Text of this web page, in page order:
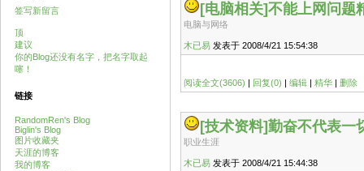
签写新留言
顶
建议
你的Blog还没有名字，把名字取起
噻！
链接
RandomRen's Blog
Biglin's Blog
图片收藏夹
天涯的博客
我的博客
[电脑相关]不能上网问题
电脑与网络
木已易 发表于 2008/4/21 15:54:38
阅读全文(3606) | 回复(0) | 编辑 | 精华 | 删除
[技术资料]勤奋不代表一
职业生涯
木已易 发表于 2008/4/21 15:44:38